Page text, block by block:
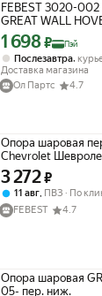
FEBEST 3020-
GREAT WALL
нижн.
Цена с картой
1 698₽ Пэй
Послезавтра,
Доставка магазина
Ол Партс
4.7
Опора шаровая
Chevrolet Шевроле
Исузу Trooper
CREW CAB,
CAB, Colorado
002
Цена 3272 ₽ вместо
3 272₽
11 авг, ПВЗ
По
FEBEST
4.7
Опора шаровая
05- пер. ниж.